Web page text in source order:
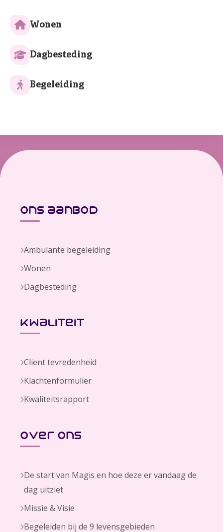
Wonen
Dagbesteding
Begeleiding
ons aanbod
Ambulante begeleiding
Wonen
Dagbesteding
kwaliteit
Client tevredenheid
Klachtenformulier
Kwaliteitsrapport
over ons
De start van Magis en hoe deze er vandaag de
dag uitziet
Missie & Visie
Begeleiden bij de 9 levensgebieden